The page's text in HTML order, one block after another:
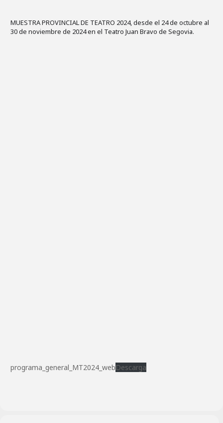
MUESTRA PROVINCIAL DE TEATRO 2024, desde el 24 de octubre al
30 de noviembre de 2024 en el Teatro Juan Bravo de Segovia.
programa_general_MT2024_webDescarga